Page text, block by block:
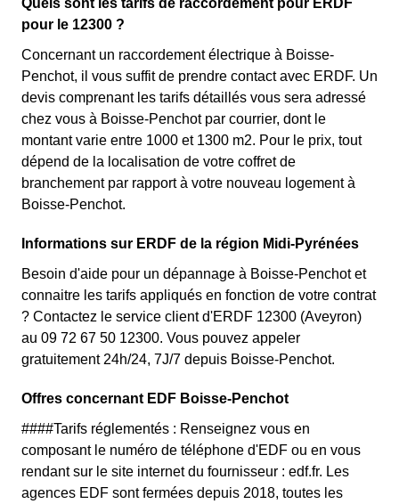
Quels sont les tarifs de raccordement pour ERDF
pour le 12300 ?
Concernant un raccordement électrique à Boisse-
Penchot, il vous suffit de prendre contact avec ERDF. Un
devis comprenant les tarifs détaillés vous sera adressé
chez vous à Boisse-Penchot par courrier, dont le
montant varie entre 1000 et 1300 m2. Pour le prix, tout
dépend de la localisation de votre coffret de
branchement par rapport à votre nouveau logement à
Boisse-Penchot.
Informations sur ERDF de la région Midi-Pyrénées
Besoin d'aide pour un dépannage à Boisse-Penchot et
connaitre les tarifs appliqués en fonction de votre contrat
? Contactez le service client d'ERDF 12300 (Aveyron)
au 09 72 67 50 12300. Vous pouvez appeler
gratuitement 24h/24, 7J/7 depuis Boisse-Penchot.
Offres concernant EDF Boisse-Penchot
####Tarifs réglementés : Renseignez vous en
composant le numéro de téléphone d'EDF ou en vous
rendant sur le site internet du fournisseur : edf.fr. Les
agences EDF sont fermées depuis 2018, toutes les